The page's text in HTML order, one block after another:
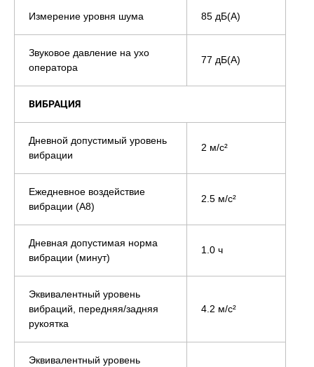
Измерение уровня шума 85 дБ(А)
Звуковое давление на ухо
оператора
77 дБ(А)
ВИБРАЦИЯ
Дневной допустимый уровень
вибрации
2 м/с²
Ежедневное воздействие
вибрации (A8)
2.5 м/с²
Дневная допустимая норма
вибрации (минут)
1.0 ч
Эквивалентный уровень
вибраций, передняя/задняя
рукоятка
4.2 м/с²
Эквивалентный уровень